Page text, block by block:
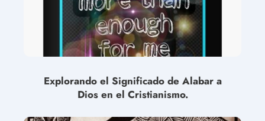
Explorando el Significado de Alabar a
Dios en el Cristianismo.